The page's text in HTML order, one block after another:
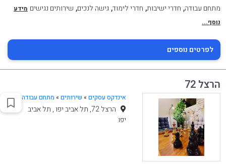
מתחם עבודה, חדרי ישיבות, חדרי לימוד,גישה לנכים, שירותים נגישים מידע
נוסף...
לפרטים נוספים
הרצל 72
אינדקס עסקים » שירותים» מתחם עבודה
הרצל 72, תל אביב יפו , תל אביב
יפו